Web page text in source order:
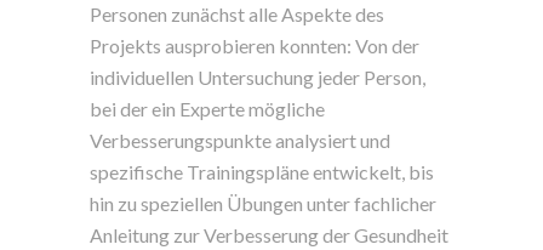
Personen zunächst alle Aspekte des
Projekts ausprobieren konnten: Von der
individuellen Untersuchung jeder Person,
bei der ein Experte mögliche
Verbesserungspunkte analysiert und
spezifische Trainingspläne entwickelt, bis
hin zu speziellen Übungen unter fachlicher
Anleitung zur Verbesserung der Gesundheit